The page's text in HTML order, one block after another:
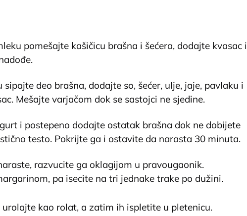
pomešajte kašičicu brašna i šećera, dodajte kvasac i
sipajte deo brašna, dodajte so, šećer, ulje, jaje, pavlaku i
Mešajte varjačom dok se sastojci ne sjedine.
i postepeno dodajte ostatak brašna dok ne dobijete
testo. Pokrijte ga i ostavite da narasta 30 minuta.
razvucite ga oklagijom u pravougaonik.
pa isecite na tri jednake trake po dužini.
kao rolat, a zatim ih ispletite u pletenicu.